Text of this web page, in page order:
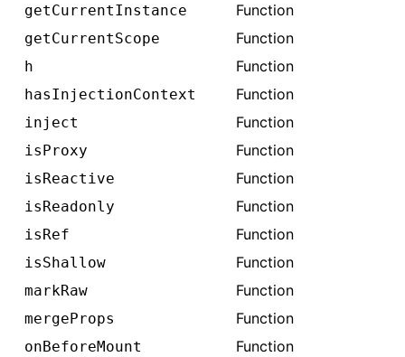
getCurrentInstance Function
getCurrentScope Function
h Function
hasInjectionContext Function
inject Function
isProxy Function
isReactive Function
isReadonly Function
isRef Function
isShallow Function
markRaw Function
mergeProps Function
onBeforeMount Function